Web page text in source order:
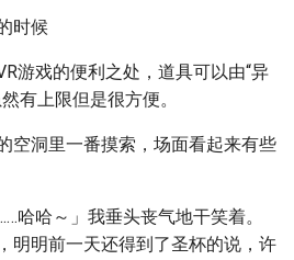
时候
游戏的便利之处，道具可以由“异
有上限但是很方便。
空洞里一番摸索，场面看起来有些
哈哈～」我垂头丧气地干笑着。
明明前一天还得到了圣杯的说，许